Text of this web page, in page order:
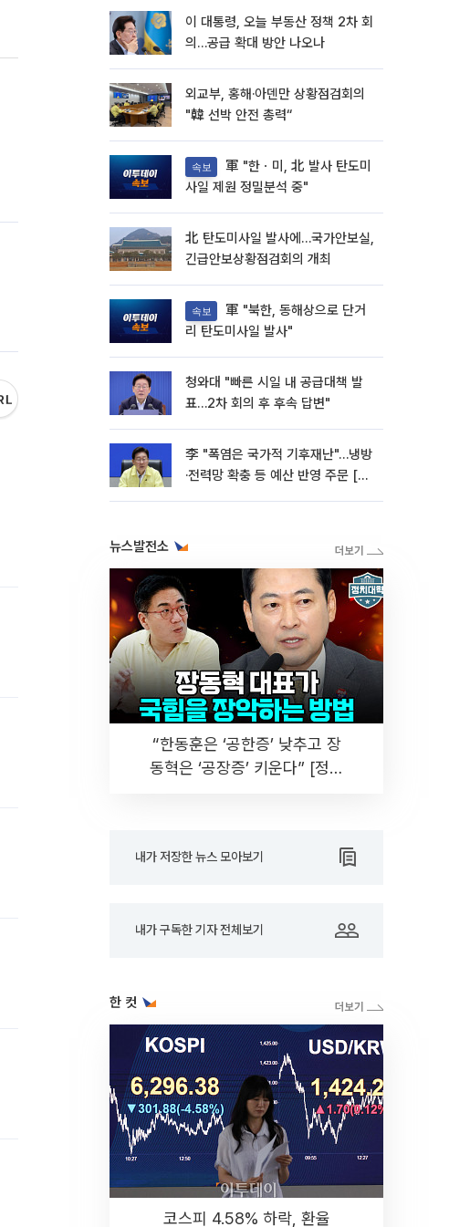
이 대통령, 오늘 부동산 정책 2차 회
의…공급 확대 방안 나오나
외교부, 홍해·아덴만 상황점검회의
"韓 선박 안전 총력“
속보
사일 제원 정밀분석 중"
北 탄도미사일 발사에…국가안보실,
긴급안보상황점검회의 개최
속보
리 탄도미사일 발사"
청와대 "빠른 시일 내 공급대책 발
표…2차 회의 후 후속 답변"
李 "폭염은 국가적 기후재난"…냉방
·전력망 확충 등 예산 반영 주문 [종
뉴스발전소
“한동훈은 ‘공한증’ 낮추고 장
동혁은 ‘공장증’ 키운다” [정치
내가 저장한 뉴스 모아보기
내가 구독한 기자 전체보기
한 컷
코스피 4.58% 하락, 환율